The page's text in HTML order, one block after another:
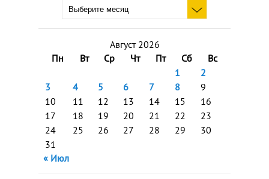
Август 2026
Пн
Вт Ср Чт Пт Сб
Вс
1
2
3
4 5 6 7 8
9
10
11 12 13 14 15
16
17
18 19 20 21 22
23
24
25 26 27 28 29
30
31
« Июл